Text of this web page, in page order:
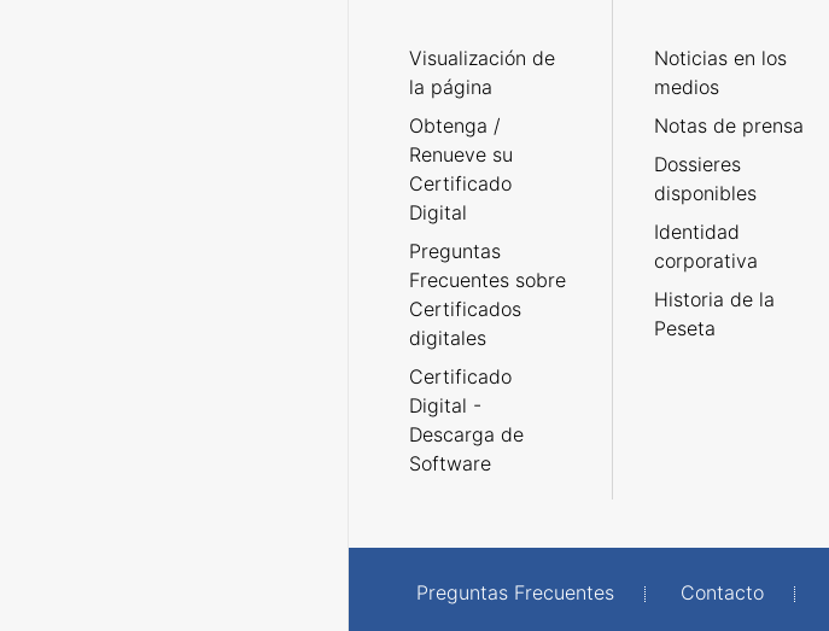
Visualización de
la página
Obtenga /
Renueve su
Certificado
Digital
Preguntas
Frecuentes sobre
Certificados
digitales
Certificado
Digital -
Descarga de
Software
Noticias en los
medios
Notas de prensa
Dossieres
disponibles
Identidad
corporativa
Historia de la
Peseta
Preguntas Frecuentes Contacto